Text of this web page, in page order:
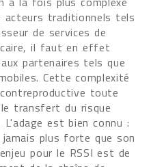
acteurs traditionnels tels
de services de
il faut en effet
partenaires tels que
Cette complexité
toute
transfert du risque
est bien connu :
plus forte que son
pour le RSSI est de